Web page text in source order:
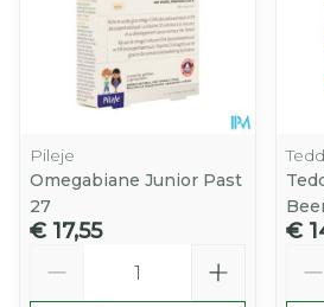
Pileje
Omegabiane Junior Past
27
€ 17,55 €